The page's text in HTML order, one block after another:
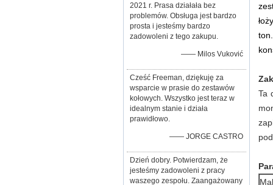
2021 r. Prasa działała bez
problemów. Obsługa jest bardzo
prosta i jesteśmy bardzo
zadowoleni z tego zakupu.
—— Milos Vuković
Cześć Freeman, dziękuję za
wsparcie w prasie do zestawów
kołowych. Wszystko jest teraz w
idealnym stanie i działa
prawidłowo.
—— JORGE CASTRO
Dzień dobry. Potwierdzam, że
jesteśmy zadowoleni z pracy
waszego zespołu. Zaangażowany
Ta